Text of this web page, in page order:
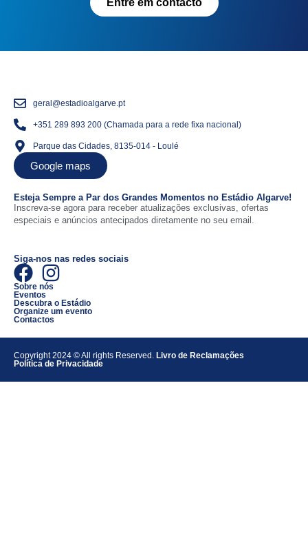
Entre em contacto
geral@estadioalgarve.pt
+351 289 893 200 (Chamada para a rede fixa nacional)
Parque das Cidades, 8135-014 - Loulé
Google maps
Esteja Sempre a Par dos Grandes Momentos no Estádio Algarve!
Inscreva-se agora para receber atualizações exclusivas, ofertas
especiais e anúncios antecipados diretamente no seu email.
Siga-nos nas redes sociais
Sobre nós
Eventos
Descubra o Estádio
Organize um evento
Contactos
Copyright 2024 © All rights Reserved. Livro de Reclamações
Política de Privacidade